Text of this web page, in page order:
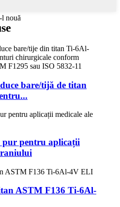
l nouă
bare/tijă de titan
pur pentru aplicații
ASTM F136 Ti-6Al-